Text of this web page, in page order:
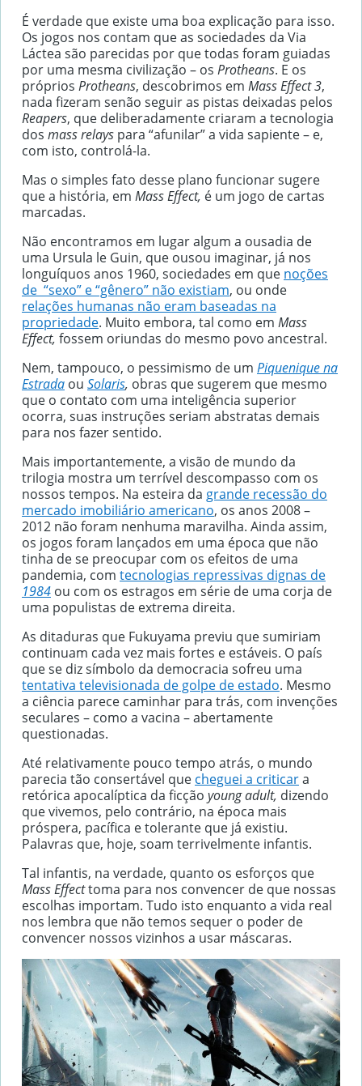
É verdade que existe uma boa explicação para isso.
Os jogos nos contam que as sociedades da Via
Láctea são parecidas por que todas foram guiadas
por uma mesma civilização – os Protheans. E os
próprios Protheans, descobrimos em Mass Effect 3,
nada fizeram senão seguir as pistas deixadas pelos
Reapers, que deliberadamente criaram a tecnologia
dos mass relays para “afunilar” a vida sapiente – e,
com isto, controlá-la.
Mas o simples fato desse plano funcionar sugere
que a história, em Mass Effect, é um jogo de cartas
marcadas.
Não encontramos em lugar algum a ousadia de
uma Ursula le Guin, que ousou imaginar, já nos
longuíquos anos 1960, sociedades em que noções
de “sexo” e “gênero” não existiam, ou onde
relações humanas não eram baseadas na
propriedade. Muito embora, tal como em Mass
Effect, fossem oriundas do mesmo povo ancestral.
Nem, tampouco, o pessimismo de um Piquenique na
Estrada ou Solaris, obras que sugerem que mesmo
que o contato com uma inteligência superior
ocorra, suas instruções seriam abstratas demais
para nos fazer sentido.
Mais importantemente, a visão de mundo da
trilogia mostra um terrível descompasso com os
nossos tempos. Na esteira da grande recessão do
mercado imobiliário americano, os anos 2008 –
2012 não foram nenhuma maravilha. Ainda assim,
os jogos foram lançados em uma época que não
tinha de se preocupar com os efeitos de uma
pandemia, com tecnologias repressivas dignas de
1984 ou com os estragos em série de uma corja de
uma populistas de extrema direita.
As ditaduras que Fukuyama previu que sumiriam
continuam cada vez mais fortes e estáveis. O país
que se diz símbolo da democracia sofreu uma
tentativa televisionada de golpe de estado. Mesmo
a ciência parece caminhar para trás, com invenções
seculares – como a vacina – abertamente
questionadas.
Até relativamente pouco tempo atrás, o mundo
parecia tão consertável que cheguei a criticara
retórica apocalíptica da ficção young adult, dizendo
que vivemos, pelo contrário, na época mais
próspera, pacífica e tolerante que já existiu.
Palavras que, hoje, soam terrivelmente infantis.
Tal infantis, na verdade, quanto os esforços que
Mass Effecttoma para nos convencer de que nossas
escolhas importam. Tudo isto enquanto a vida real
nos lembra que não temos sequer o poder de
convencer nossos vizinhos a usar máscaras.